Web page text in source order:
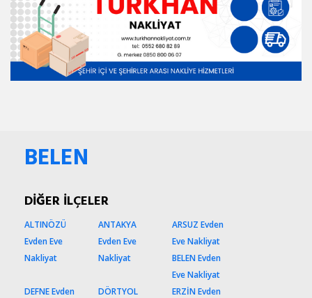
BELEN
DİĞER İLÇELER
ALTINÖZÜ
Evden Eve
Nakliyat
ANTAKYA
Evden Eve
Nakliyat
ARSUZ Evden
Eve Nakliyat
BELEN Evden
Eve Nakliyat
DEFNE Evden
DÖRTYOL
ERZİN Evden